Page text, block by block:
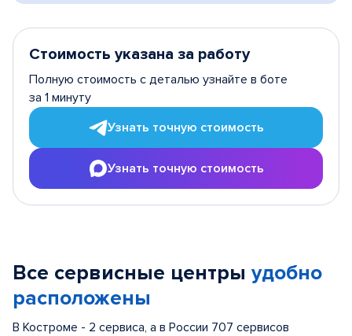
Стоимость указана за работу
Полную стоимость с деталью узнайте в боте
за 1 минуту
Узнать точную стоимость
Узнать точную стоимость
Все сервисные центры удобно
расположены
В Костроме - 2 сервиса, а в России 707 сервисов